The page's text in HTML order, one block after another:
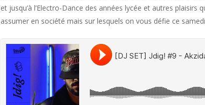
et jusqu’à l’Electro-Dance des années lycée et autres plaisirs
assumer en société mais sur lesquels on vous défie ce